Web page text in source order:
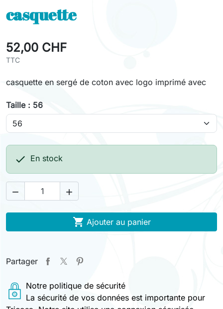
casquette
52,00 CHF
TTC
casquette en sergé de coton avec logo imprimé avec
Taille : 56
 En stock
 
 Ajouter au panier
Partager
Notre politique de sécurité
La sécurité de vos données est importante pour